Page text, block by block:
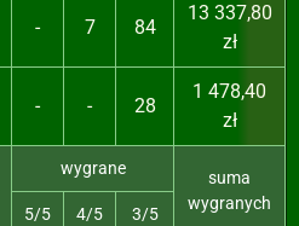
- 7 84
13 337,80
zł
- - 28
1 478,40
zł
wygrane
suma
wygranych
5/5 4/5 3/5